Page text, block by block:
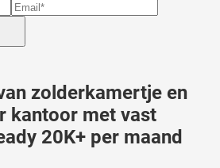
zolderkamertje en
kantoor met vast
20K+ per maand